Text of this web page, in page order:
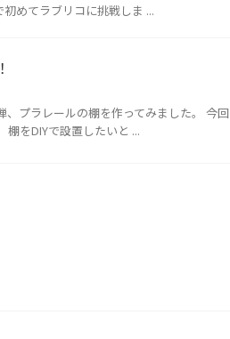
めてラブリコに挑戦しま ...
、プラレールの棚を作ってみました。 今回
をDIYで設置したいと ...